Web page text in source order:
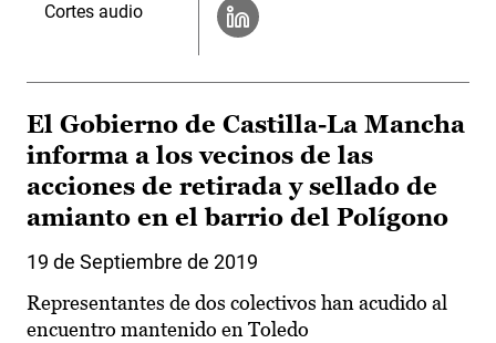
Cortes audio
El Gobierno de Castilla-La Mancha
informa a los vecinos de las
acciones de retirada y sellado de
amianto en el barrio del Polígono
19 de Septiembre de 2019
Representantes de dos colectivos han acudido al
encuentro mantenido en Toledo